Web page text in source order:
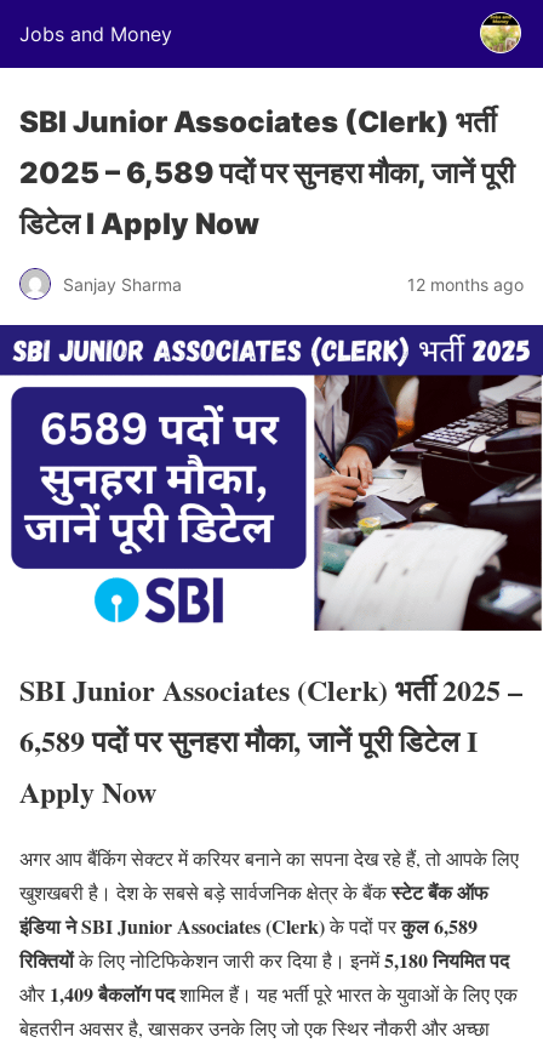
Jobs and Money
SBI Junior Associates (Clerk) भर्ती
2025 – 6,589 पदों पर सुनहरा मौका, जानें पूरी
डिटेल I Apply Now
Sanjay Sharma 12 months ago
SBI Junior Associates (Clerk) भर्ती 2025 –
6,589 पदों पर सुनहरा मौका, जानें पूरी डिटेल I
Apply Now
अगर आप बैंकिंग सेक्टर में करियर बनाने का सपना देख रहे हैं, तो आपके लिए
खुशखबरी है। देश के सबसे बड़े सार्वजनिक क्षेत्र के बैंकस्टेट बैंक ऑफ
इंडिया ने SBIJunior Associates (Clerk)के पदों परकुल 6,589
रिक्तियोंके लिए नोटिफिकेशन जारी कर दिया है। इनमें5,180 नियमित पद
और 1,409 बैकलॉग पदशामिल हैं। यह भर्ती पूरे भारत के युवाओं के लिए एक
बेहतरीन अवसर है, खासकर उनके लिए जो एक स्थिर नौकरी और अच्छा